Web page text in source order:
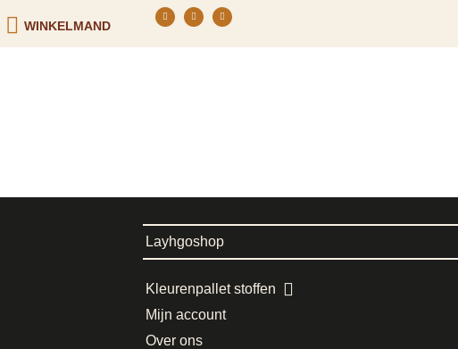
WINKELMAND
Layhgoshop
Kleurenpallet stoffen
Mijn account
Over ons